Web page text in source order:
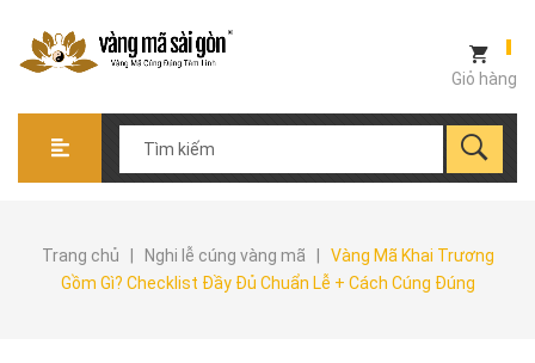
Giỏ hàng
Trang chủ Nghi lễ cúng vàng mã
Vàng Mã Khai Trương
Gồm Gì? Checklist Đầy Đủ Chuẩn Lễ + Cách Cúng Đúng